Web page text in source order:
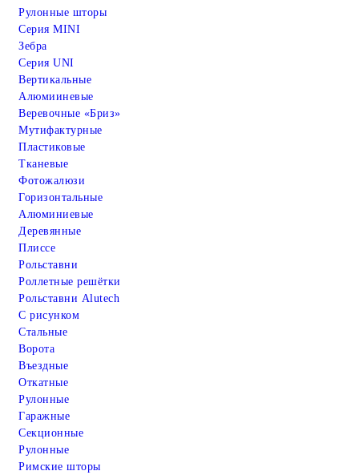
Рулонные шторы
Серия MINI
Зебра
Серия UNI
Вертикальные
Алюмииневые
Веревочные «Бриз»
Мутифактурные
Пластиковые
Тканевые
Фотожалюзи
Горизонтальные
Алюминиевые
Деревянные
Плиссе
Рольставни
Роллетные решётки
Рольставни Alutech
С рисунком
Стальные
Ворота
Въездные
Откатные
Рулонные
Гаражные
Cекционные
Рулонные
Римские шторы